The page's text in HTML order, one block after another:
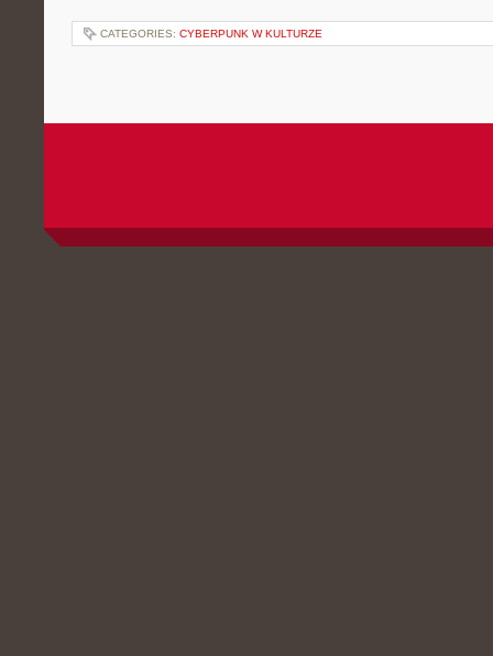
CATEGORIES: CYBERPUNK W KULTURZE